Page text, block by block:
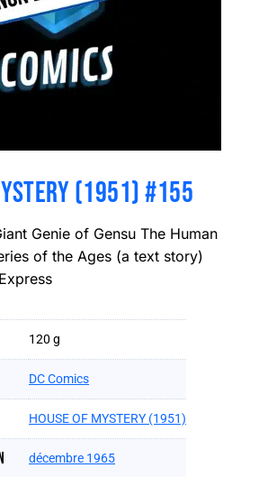
(1951) #155
Genie of Gensu The Human
of the Ages (a text story)
120 g
DC Comics
HOUSE OF MYSTERY (1951)
décembre 1965